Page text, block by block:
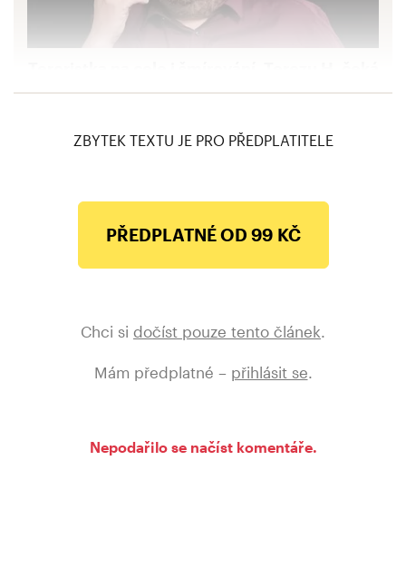
přeplněný pákistánský kriminál, míní
ZBYTEK TEXTU JE PRO PŘEDPLATITELE
PŘEDPLATNÉ OD 99 KČ
Chci si dočíst pouze tento článek
Mám předplatné – přihlásit se
Nepodařilo se načíst komentáře.